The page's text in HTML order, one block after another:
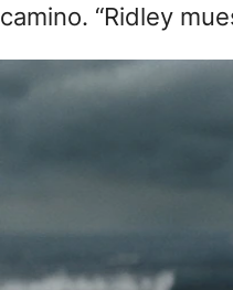
camino. “Ridley